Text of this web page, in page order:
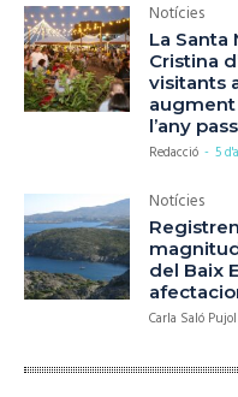
Notícies
La Santa
Cristina
visitants
augment
l’any
Redacció - 5
Notícies
del Baix
Carla Saló Pujol